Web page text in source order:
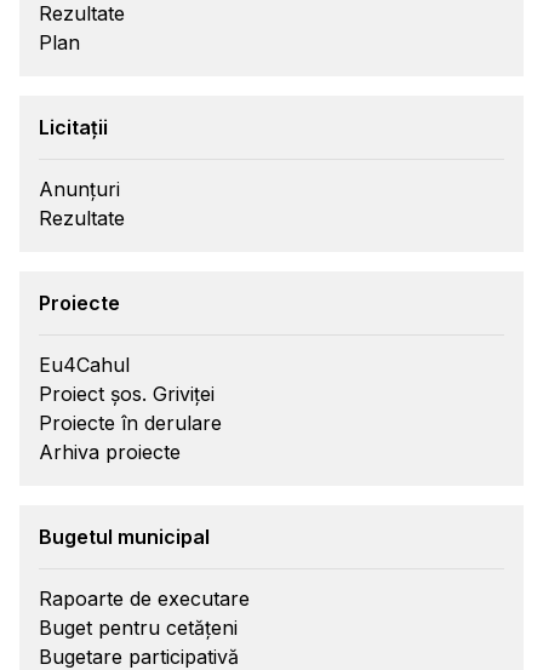
Rezultate
Plan
Licitații
Anunțuri
Rezultate
Proiecte
Eu4Cahul
Proiect șos. Griviței
Proiecte în derulare
Arhiva proiecte
Bugetul municipal
Rapoarte de executare
Buget pentru cetățeni
Bugetare participativă